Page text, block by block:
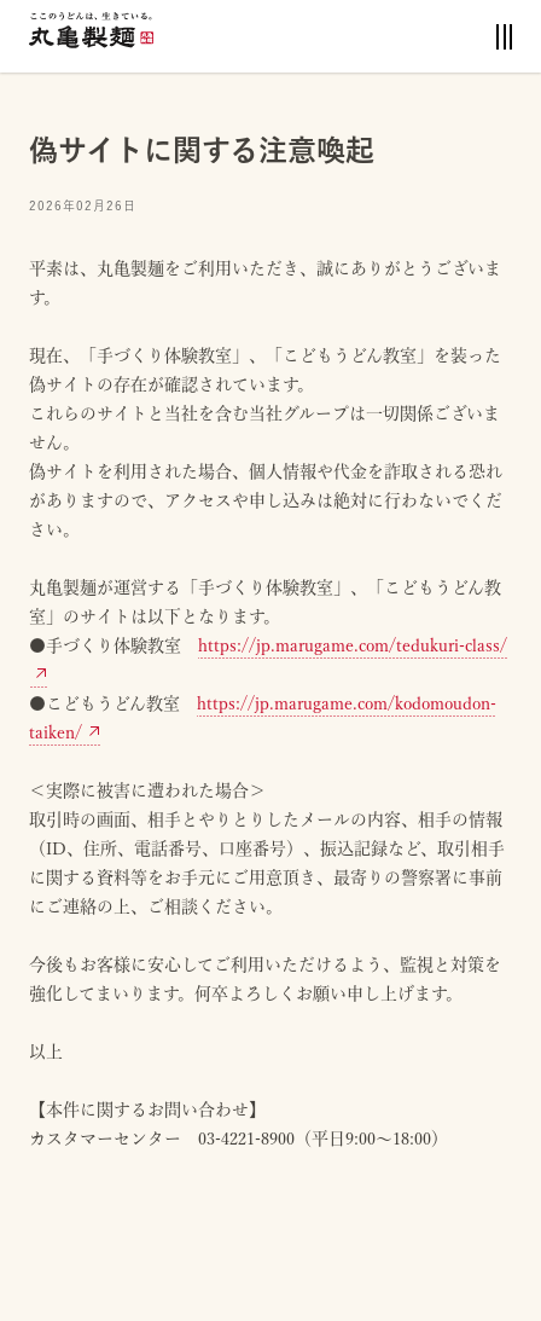
偽サイトに関する注意喚起
2026年02月26日
平素は、丸亀製麺をご利用いただき、誠にありがとうございま
す。
現在、「手づくり体験教室」、「こどもうどん教室」を装った
偽サイトの存在が確認されています。
これらのサイトと当社を含む当社グループは一切関係ございま
せん。
偽サイトを利用された場合、個人情報や代金を詐取される恐れ
がありますので、アクセスや申し込みは絶対に行わないでくだ
さい。
丸亀製麺が運営する「手づくり体験教室」、「こどもうどん教
室」のサイトは以下となります。
●手づくり体験教室
https://jp.marugame.com/tedukuri-class/
●こどもうどん教室
https://jp.marugame.com/kodomoudon-
taiken/
＜実際に被害に遭われた場合＞
取引時の画面、相手とやりとりしたメールの内容、相手の情報
（ID、住所、電話番号、口座番号）、振込記録など、取引相手
に関する資料等をお手元にご用意頂き、最寄りの警察署に事前
にご連絡の上、ご相談ください。
今後もお客様に安心してご利用いただけるよう、監視と対策を
強化してまいります。何卒よろしくお願い申し上げます。
以上
【本件に関するお問い合わせ】
カスタマーセンター 03-4221-8900（平日9:00～18:00）